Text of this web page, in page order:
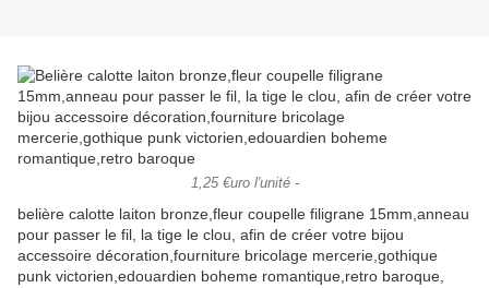
1,25 €uro l'unité -
belière calotte laiton bronze,fleur coupelle filigrane 15mm,anneau
pour passer le fil, la tige le clou, afin de créer votre bijou
accessoire décoration,fourniture bricolage mercerie,gothique
punk victorien,edouardien boheme romantique,retro baroque,